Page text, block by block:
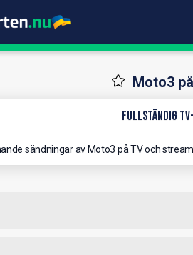
Moto3
Fullständig
sändningar av Moto3 på TV och